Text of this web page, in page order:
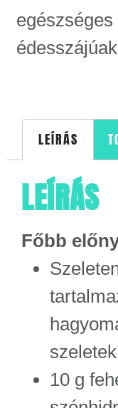
LEÍRÁS
LEÍRÁS
Főbb
szeletek
10 g